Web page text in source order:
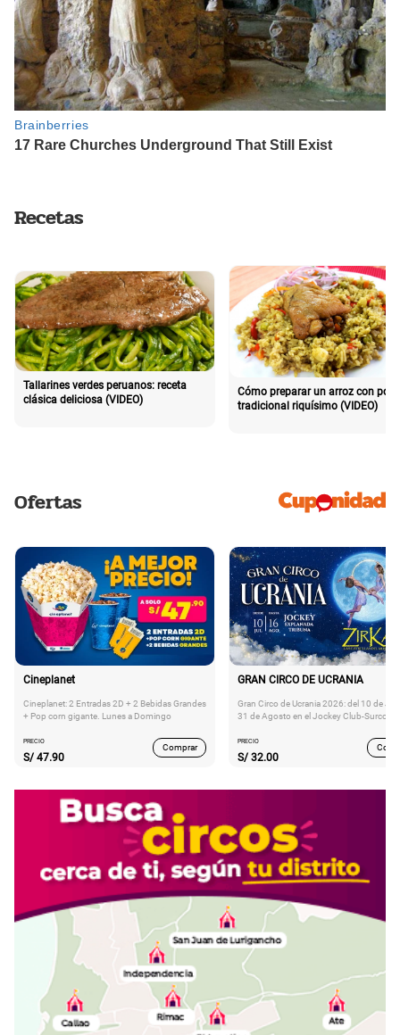
Recetas
Tallarines verdes peruanos: receta
clásica deliciosa (VIDEO)
Cómo preparar un arroz con pollo
tradicional riquísimo (VIDEO)
Ofertas
Cineplanet
Cineplanet: 2 Entradas 2D + 2 Bebidas Grandes
+ Pop corn gigante. Lunes a Domingo
PRECIO
S/ 47.90
Comprar
GRAN CIRCO DE UCRANIA
Gran Circo de Ucrania 2026: del 10 de
31 de Agosto en el Jockey Club-Surco
PRECIO
S/ 32.00